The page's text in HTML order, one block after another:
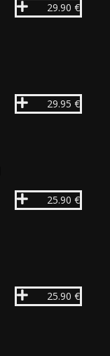
29.90 €
29.95 €
25.90 €
25.90 €